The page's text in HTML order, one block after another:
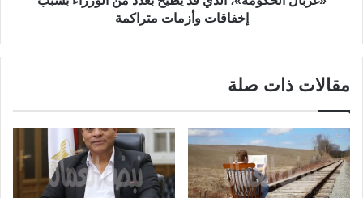
إخفاقات وأزمات متراكمة
مقالات ذات صلة